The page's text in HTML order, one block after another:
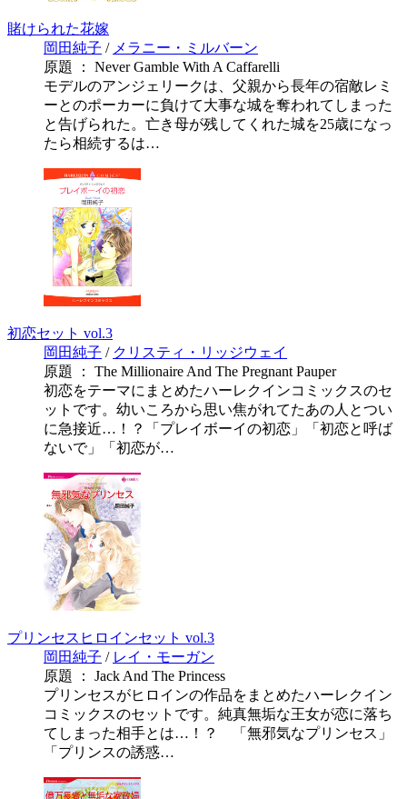
賭けられた花嫁
岡田純子 / メラニー・ミルバーン
原題 ： Never Gamble With A Caffarelli
モデルのアンジェリークは、父親から長年の宿敵レミ
ーとのポーカーに負けて大事な城を奪われてしまった
と告げられた。亡き母が残してくれた城を25歳になっ
たら相続するは…
初恋セット vol.3
岡田純子 / クリスティ・リッジウェイ
原題 ： The Millionaire And The Pregnant Pauper
初恋をテーマにまとめたハーレクインコミックスのセ
ットです。幼いころから思い焦がれてたあの人とつい
に急接近…！？「プレイボーイの初恋」「初恋と呼ば
ないで」「初恋が…
プリンセスヒロインセット vol.3
岡田純子 / レイ・モーガン
原題 ： Jack And The Princess
プリンセスがヒロインの作品をまとめたハーレクイン
コミックスのセットです。純真無垢な王女が恋に落ち
てしまった相手とは…！？ 「無邪気なプリンセス」
「プリンスの誘惑…